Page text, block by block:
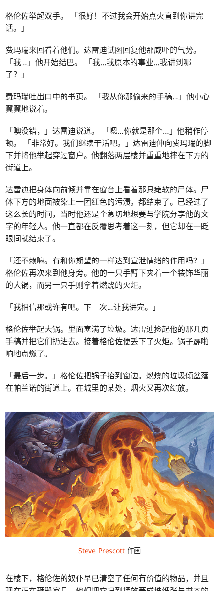
格伦佐举起双手。 「很好！不过我会开始点火直到你讲完
话。」
费玛瑞来回看着他们。达雷迪试图回复他那威吓的气势。
「我…」他开始结巴。 「我…我原本的事业…我讲到哪
了？」
费玛瑞吐出口中的书页。 「我从你那偷来的手稿…」他小心
翼翼地说着。
「噢没错，」达雷迪说道。 「嗯…你就是那个…」他稍作停
顿。 「非常好。我们继续干活吧。」达雷迪伸向费玛瑞的脚
下并将他举起穿过窗户。他翻落两层楼并重重地摔在下方的
街道上。
达雷迪把身体向前倾并靠在窗台上看着那具瘫软的尸体。尸
体下方的地面被染上一团红色的污渍。都结束了。已经过了
这么长的时间，当时他还是个急切地想要与学院分享他的文
字的年轻人。他一直都在反覆思考着这一刻，但它却在一眨
眼间就结束了。
「还不赖嘛。有和你期望的一样达到宣泄情绪的作用吗？」
格伦佐再次来到他身旁。他的一只手臂下夹着一个装饰华丽
的大锅，而另一只手则拿着燃烧的火炬。
「我相信那或许有吧。下一次…让我讲完。」
格伦佐举起大锅。里面塞满了垃圾。达雷迪捡起他的那几页
手稿并把它们扔进去。接着格伦佐便丢下了火炬。锅子霹啪
响地点燃了。
「最后一步。」格伦佐把锅子抬到窗边。燃烧的垃圾倾盆落
在帕兰诺的街道上。在城里的某处，烟火又再次绽放。
Steve Prescott 作画
在楼下，格伦佐的奴仆早已清空了任何有价值的物品，并且